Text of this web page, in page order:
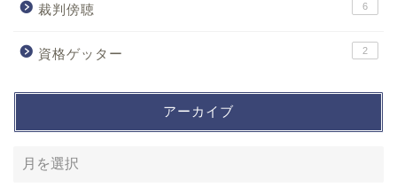
裁判傍聴 6
資格ゲッター 2
アーカイブ